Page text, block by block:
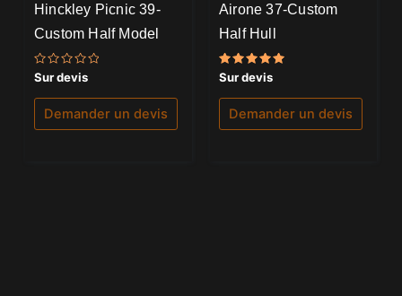
Hinckley Picnic 39-
Custom Half Model
Note
0
sur
Sur devis
Demander un devis
Airone 37-Custom
Half Hull
Note
5.00
sur 5
Sur devis
Demander un devis